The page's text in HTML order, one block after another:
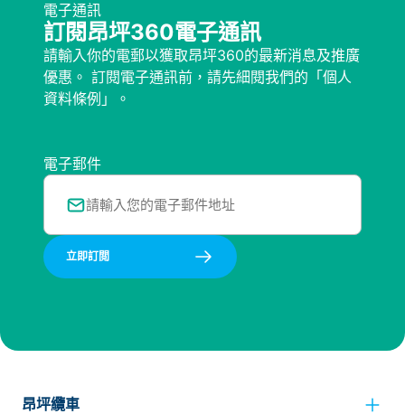
電子通訊
訂閱昂坪360電子通訊
請輸入你的電郵以獲取昂坪360的最新消息及推廣
優惠。 訂閱電子通訊前，請先細閱我們的「個人
資料條例」。
電子郵件
立即訂閲
昂坪纜車